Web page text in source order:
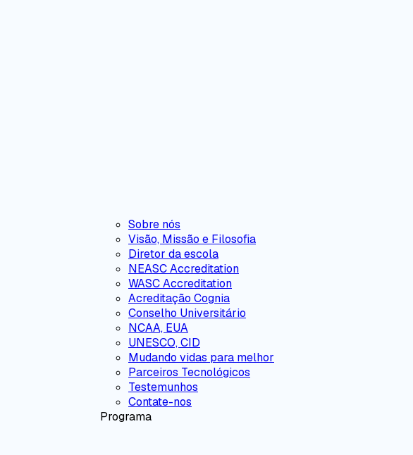
Sobre nós
Visão, Missão e Filosofia
Diretor da escola
NEASC Accreditation
WASC Accreditation
Acreditação Cognia
Conselho Universitário
NCAA, EUA
UNESCO, CID
Mudando vidas para melhor
Parceiros Tecnológicos
Testemunhos
Contate-nos
Programa